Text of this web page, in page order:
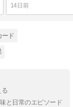
14日前
ード
る
と日常のエピソード